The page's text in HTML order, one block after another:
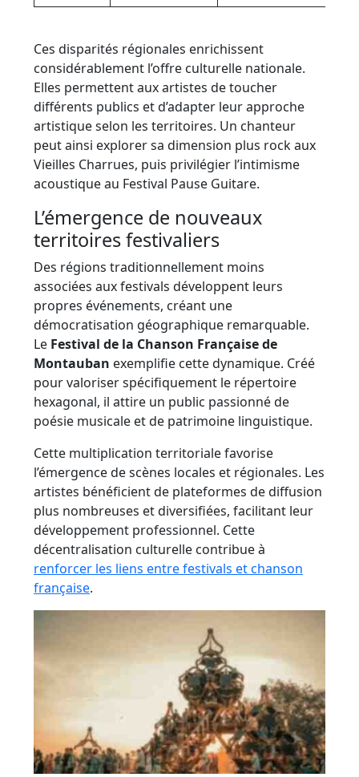
Ces disparités régionales enrichissent
considérablement l’offre culturelle nationale.
Elles permettent aux artistes de toucher
différents publics et d’adapter leur approche
artistique selon les territoires. Un chanteur
peut ainsi explorer sa dimension plus rock aux
Vieilles Charrues, puis privilégier l’intimisme
acoustique au Festival Pause Guitare.
L’émergence de nouveaux
territoires festivaliers
Des régions traditionnellement moins
associées aux festivals développent leurs
propres événements, créant une
démocratisation géographique remarquable.
Le Festival de la Chanson Française de
Montauban exemplifie cette dynamique. Créé
pour valoriser spécifiquement le répertoire
hexagonal, il attire un public passionné de
poésie musicale et de patrimoine linguistique.
Cette multiplication territoriale favorise
l’émergence de scènes locales et régionales. Les
artistes bénéficient de plateformes de diffusion
plus nombreuses et diversifiées, facilitant leur
développement professionnel. Cette
décentralisation culturelle contribue à
renforcer les liens entre festivals et chanson
française.